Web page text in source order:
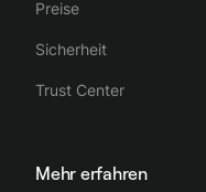
Preise
Sicherheit
Trust Center
Mehr erfahren